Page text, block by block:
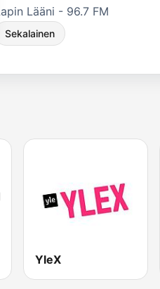
Lääni - 96.7 FM
Sekalainen
YleX